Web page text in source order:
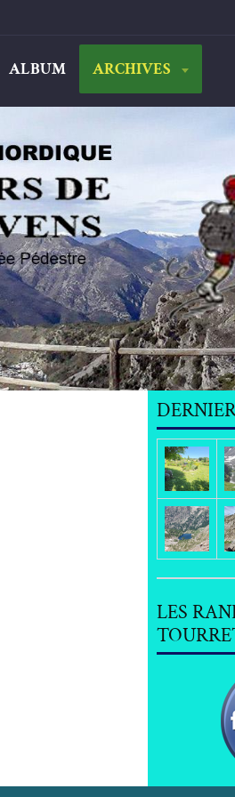
ALBUM ARCHIVES
LES